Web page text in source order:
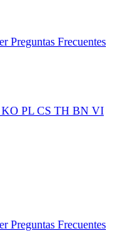
Preguntas Frecuentes
KO PL CS TH BN VI
Preguntas Frecuentes